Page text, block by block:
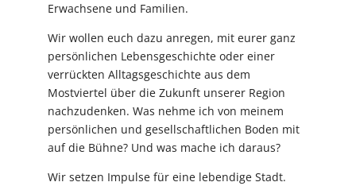
Erwachsene und Familien.
Wir wollen euch dazu anregen, mit eurer ganz
persönlichen Lebensgeschichte oder einer
verrückten Alltagsgeschichte aus dem
Mostviertel über die Zukunft unserer Region
nachzudenken. Was nehme ich von meinem
persönlichen und gesellschaftlichen Boden mit
auf die Bühne? Und was mache ich daraus?
Wir setzen Impulse für eine lebendige Stadt.